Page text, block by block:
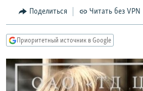
Вернутся
поиску
КУЛЬТУРА
КАВКАЗ.РЕАЛИИ
СЕВЕР.РЕАЛИИ
СИБИРЬ.РЕАЛИИ
Поделиться Читать без VPN
Приоритетный источник в Google